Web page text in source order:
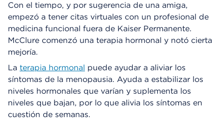
Con el tiempo, y por sugerencia de una amiga,
empezó a tener citas virtuales con un profesional de
medicina funcional fuera de Kaiser Permanente.
McClure comenzó una terapia hormonal y notó cierta
mejoría.
La terapia hormonal puede ayudar a aliviar los
síntomas de la menopausia. Ayuda a estabilizar los
niveles hormonales que varían y suplementa los
niveles que bajan, por lo que alivia los síntomas en
cuestión de semanas.